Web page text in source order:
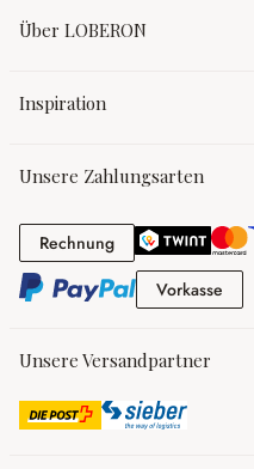
Über LOBERON
Inspiration
Unsere Zahlungsarten
RechnungRechnung
Vorkasse
Unsere Versandpartner